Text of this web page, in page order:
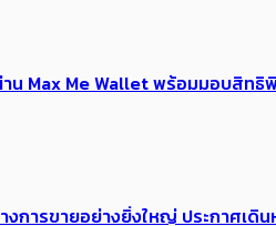
น Max Me Wallet พร้อมมอบสิทธิ
การขายอย่างยิ่งใหญ่ ประกาศเดิ